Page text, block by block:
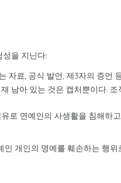
을 지닌다:
자료, 공식 발언, 제3자의 증언
남아 있는 것은 캡처뿐이다.
로 연예인의 사생활을 침해하
개인의 명예를 훼손하는 행위